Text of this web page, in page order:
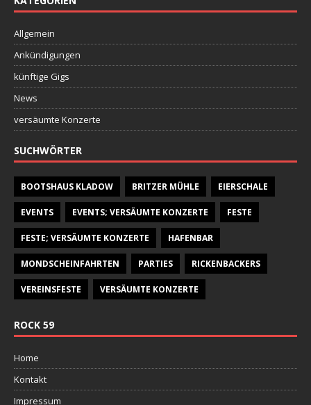
Allgemein
Ankündigungen
künftige Gigs
News
versäumte Konzerte
SUCHWÖRTER
BOOTSHAUS KLADOW BRITZER MÜHLE EIERSCHALE
EVENTS EVENTS; VERSÄUMTE KONZERTE FESTE
FESTE; VERSÄUMTE KONZERTE HAFENBAR
MONDSCHEINFAHRTEN PARTIES RICKENBACKERS
VEREINSFESTE VERSÄUMTE KONZERTE
ROCK 59
Home
Kontakt
Impressum